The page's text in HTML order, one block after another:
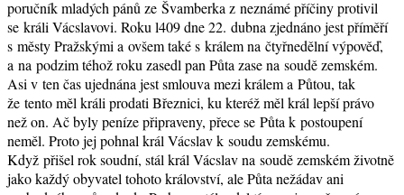
poručník mladých pánů ze Švamberka z neznámé příčiny protivil
se králi Vácslavovi. Roku l409 dne 22. dubna zjednáno jest příměří
s městy Pražskými a ovšem také s králem na čtyřnedělní výpověď,
a na podzim téhož roku zasedl pan Půta zase na soudě zemském.
Asi v ten čas ujednána jest smlouva mezi králem a Půtou, tak
že tento měl králi prodati Březnici, ku kteréž měl král lepší právo
než on. Ač byly peníze připraveny, přece se Půta k postoupení
neměl. Proto jej pohnal král Vácslav k soudu zemskému.
Když přišel rok soudní, stál král Vácslav na soudě zemském životně
jako každý obyvatel tohoto království, ale Půta nežádav ani